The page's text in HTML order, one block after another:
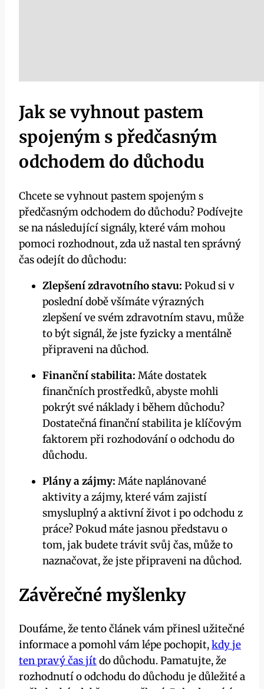
Jak se vyhnout pastem
spojeným s předčasným
odchodem do důchodu
Chcete se vyhnout pastem spojeným s
předčasným odchodem do důchodu? Podívejte
se na následující signály, které vám mohou
pomoci rozhodnout, zda už nastal ten správný
čas odejít do důchodu:
Zlepšení zdravotního stavu: Pokud si v
poslední době všímáte výrazných
zlepšení ve svém zdravotním stavu, může
to být signál, že jste fyzicky a mentálně
připraveni na důchod.
Finanční stabilita: Máte dostatek
finančních prostředků, abyste mohli
pokrýt své náklady i během důchodu?
Dostatečná finanční stabilita je klíčovým
faktorem při rozhodování o odchodu do
důchodu.
Plány a zájmy: Máte naplánované
aktivity a zájmy, které vám zajistí
smysluplný a aktivní život i po odchodu z
práce? Pokud máte jasnou představu o
tom, jak budete trávit svůj čas, může to
naznačovat, že jste připraveni na důchod.
Závěrečné myšlenky
Doufáme, že tento článek vám přinesl užitečné
informace a pomohl vám lépe pochopit,kdy je
ten pravý čas jítdo důchodu. Pamatujte, že
rozhodnutí o odchodu do důchodu je důležité a